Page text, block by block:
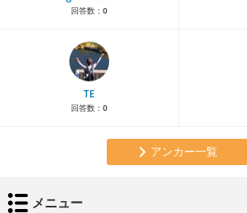
回答数： 0
TE
回答数： 0
アンカー一覧
メニュー